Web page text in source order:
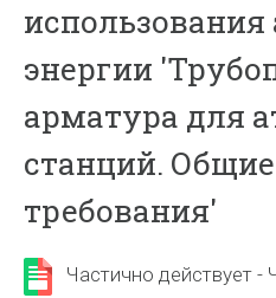
энергии
арматура для
станций.
требования'
Частично действует -